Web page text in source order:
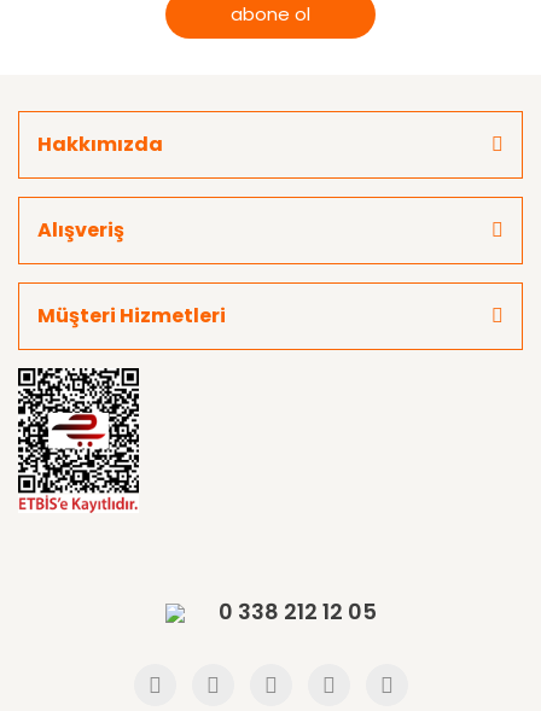
abone ol
Hakkımızda
Alışveriş
Müşteri Hizmetleri
0 338 212 12 05